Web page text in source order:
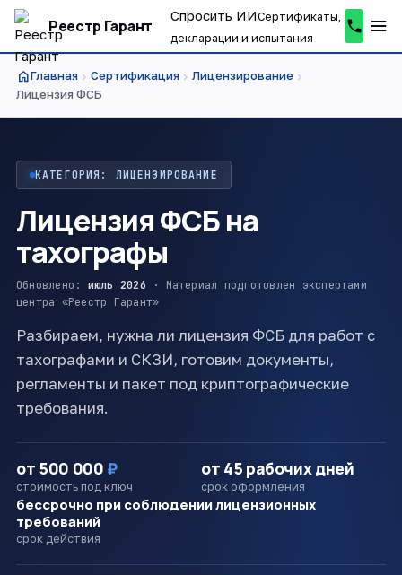
Реестр Гарант
Спросить ИИСертификаты,
декларации и испытания
homeГлавная chevron_right Сертификация chevron_right Лицензирование chevron_right
Лицензия ФСБ
КАТЕГОРИЯ: ЛИЦЕНЗИРОВАНИЕ
Лицензия ФСБ на
тахографы
Обновлено: июль 2026 · Материал подготовлен экспертами
центра «Реестр Гарант»
Разбираем, нужна ли лицензия ФСБ для работ с
тахографами и СКЗИ, готовим документы,
регламенты и пакет под криптографические
требования.
от 500 000 ₽
стоимость под ключ
от 45 рабочих дней
срок оформления
бессрочно при соблюдении лицензионных
требований
срок действия